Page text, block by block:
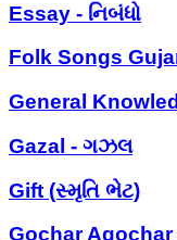
Essay - નિબંધો
Folk Songs
General
Gazal - ગઝલ
Gift (સ્મૃતિ ભેટ)
Gochar Agochar